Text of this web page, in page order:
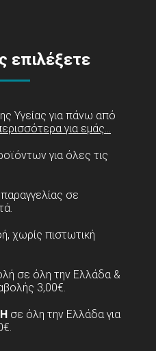
επιλέξετε
Υγείας για πάνω από
για εμάς...
για όλες τις
σε
χωρίς πιστωτική
σε όλη την Ελλάδα &
3,00€.
σε όλη την Ελλάδα για